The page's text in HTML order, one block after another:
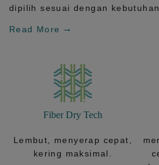
dipilih sesuai dengan
Read More
Fiber Dry Tech
Lembut, menyerap cepat,
kering maksimal.